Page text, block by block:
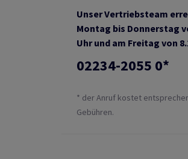
Unser Vertriebsteam
Montag bis Donnerstag
Uhr und am Freitag von
02234-2055 0*
* der Anruf kostet
Gebühren.